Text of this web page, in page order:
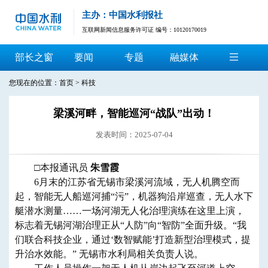
主办：中国水利报社
互联网新闻信息服务许可证 编号：10120170019
部长之窗 要闻 专题 融媒体
您现在的位置： 首页 > 科技
梁溪河畔，智能巡河“战队”出动！
发表时间：2025-07-04
□本报通讯员 朱雪霞
6月末的江苏省无锡市梁溪河流域，无人机腾空而
起，智能无人船巡河捕“污”，机器狗沿岸巡查，无人水下
艇潜水测量……一场河湖无人化治理演练在这里上演，
标志着无锡河湖治理正从“人防”向“智防”全面升级。“我
们联合科技企业，通过‘数智赋能’打造新型治理模式，提
升治水效能。” 无锡市水利局相关负责人说。